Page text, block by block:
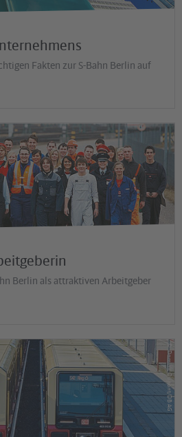
Fakten zur S-Bahn Berlin auf
Berlin als attraktiven Arbeitgeber
©
Dominic Dupont/DB AG